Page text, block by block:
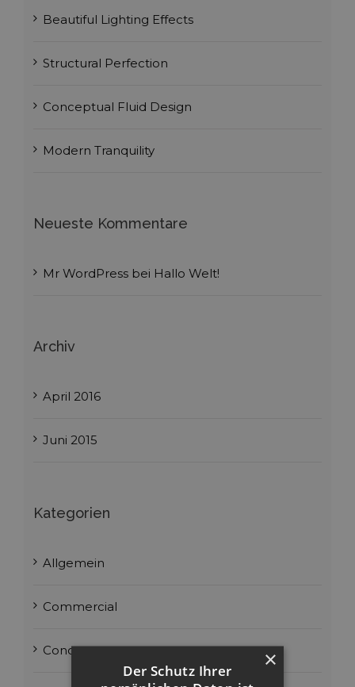
Beautiful Lighting Effects
Structural Perfection
Conceptual Fluid Design
Modern Tranquility
Neueste Kommentare
Mr WordPressbei Hallo Welt!
Archiv
April 2016
Juni 2015
Kategorien
Allgemein
Commercial
Concepts ×
Der Schutz Ihrer